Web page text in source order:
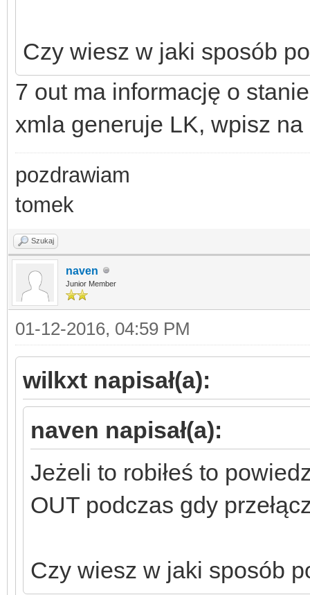
Czy wiesz w jaki sposób
7 out ma informację o
xmla generuje LK, wpisz
pozdrawiam
tomek
Szukaj
naven
Junior Member
01-12-2016, 04:59 PM
wilkxt napisał(a):
naven napisał(a):
Jeżeli to robiłeś to
OUT podczas gdy
Czy wiesz w jaki sposób